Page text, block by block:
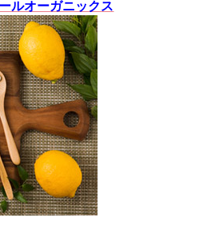
ルオーガニックス